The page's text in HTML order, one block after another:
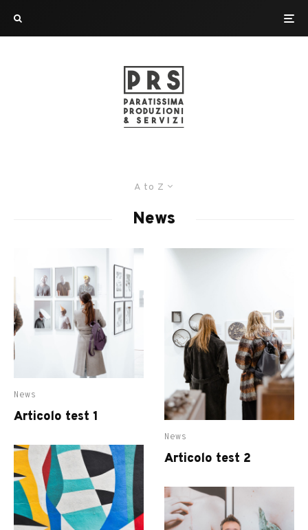
A to Z
News
News
Articolo test 1
News
Articolo test 2